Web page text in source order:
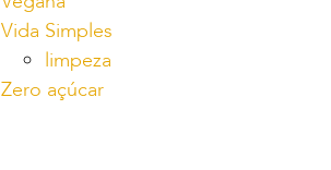
Vida Simples
limpeza
Zero açúcar